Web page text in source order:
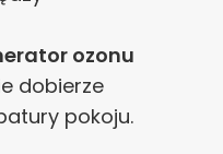
ozonu
dobierze
pokoju.